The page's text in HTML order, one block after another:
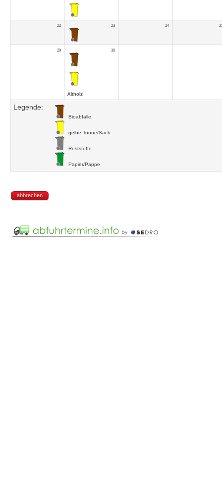
22 23 24
29 30
Altholz
Legende:
Bioabfälle
gelbe Tonne/Sack
Reststoffe
Papier/Pappe
abbrechen